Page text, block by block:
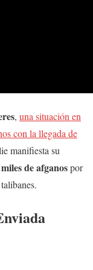
, una situación en
con la llegada de
manifiesta su
de afganospor